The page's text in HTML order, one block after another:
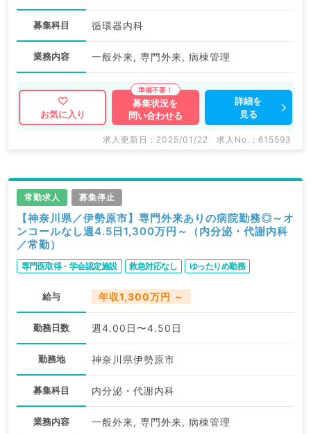
募集科目 循環器内科
業務内容 一般外来, 専門外来, 病棟管理
お気に入り
募集状況を
問い合わせる
詳細を
見る
求人更新日 : 2025/01/22 求人No. : 615593
常勤求人 募集停止
【神奈川県／伊勢原市】専門外来ありの病院勤務◎～オ
ンコールなし週4.5日1,300万円～（内分泌・代謝内科
／常勤）
専門医取得・学会認定施設 救急対応なし ゆったりめ勤務
給与 年収1,300万円 ～
勤務日数 週4.00日〜4.50日
勤務地 神奈川県伊勢原市
募集科目 内分泌・代謝内科
業務内容 一般外来, 専門外来, 病棟管理